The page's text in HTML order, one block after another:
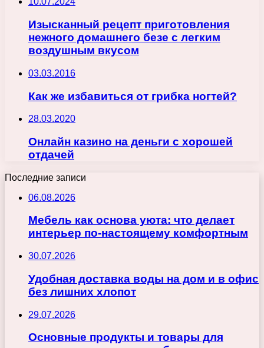
Изысканный рецепт приготовления
нежного домашнего безе с легким
воздушным вкусом
03.03.2016
Как же избавиться от грибка ногтей?
28.03.2020
Онлайн казино на деньги с хорошей
отдачей
Последние записи
06.08.2026
Мебель как основа уюта: что делает
интерьер по-настоящему комфортным
30.07.2026
Удобная доставка воды на дом и в офис
без лишних хлопот
29.07.2026
Основные продукты и товары для